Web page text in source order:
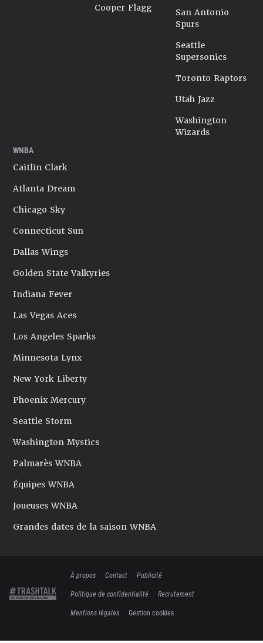
Cooper Flagg
San Antonio
Spurs
Seattle
Supersonics
Toronto Raptors
Utah Jazz
Washington
Wizards
WNBA
Caitlin Clark
Atlanta Dream
Chicago Sky
Connecticut Sun
Dallas Wings
Golden State Valkyries
Indiana Fever
Las Vegas Aces
Los Angeles Sparks
Minnesota Lynx
New York Liberty
Phoenix Mercury
Seattle Storm
Washington Mystics
Palmarès WNBA
Équipes WNBA
Joueuses WNBA
Grandes dates de la saison WNBA
À propos Contact
Publicité
Politique de confidentialité
Recrutement
Mentions légales
Gestion cookies